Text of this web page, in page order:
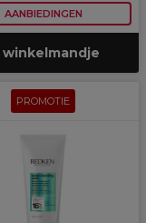
AANBIEDINGEN
winkelmandje
PROMOTIE